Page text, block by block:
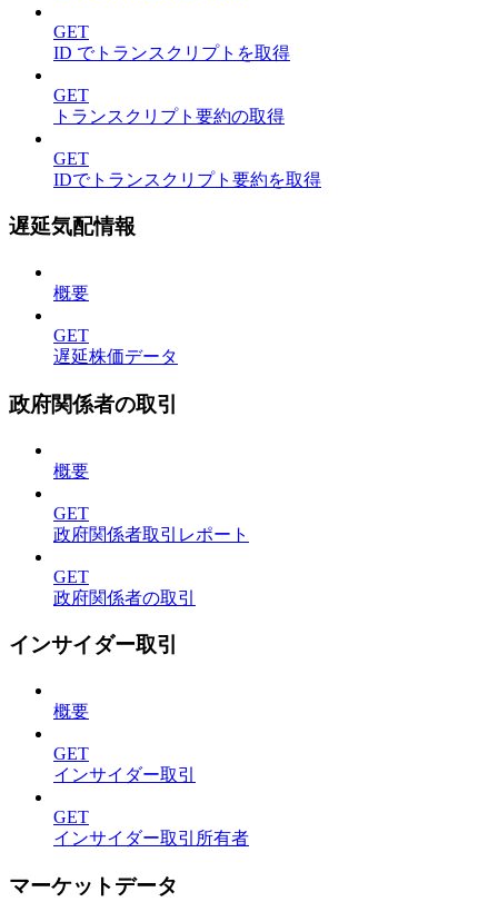
GET
ID でトランスクリプトを取得
GET
トランスクリプト要約の取得
GET
IDでトランスクリプト要約を取得
遅延気配情報
概要
GET
遅延株価データ
政府関係者の取引
概要
GET
政府関係者取引レポート
GET
政府関係者の取引
インサイダー取引
概要
GET
インサイダー取引
GET
インサイダー取引所有者
マーケットデータ